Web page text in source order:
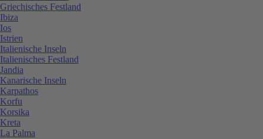
Griechisches Festland
Ibiza
Ios
Istrien
Italienische Inseln
Italienisches Festland
Jandia
Kanarische Inseln
Karpathos
Korfu
Korsika
Kreta
La Palma